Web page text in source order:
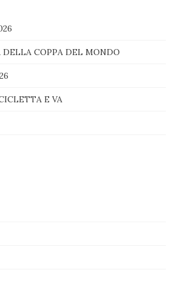
COPPA DEL MONDO
E VA